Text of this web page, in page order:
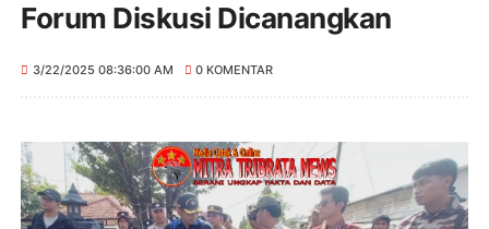
Forum Diskusi Dicanangkan
3/22/2025 08:36:00 AM 0 KOMENTAR